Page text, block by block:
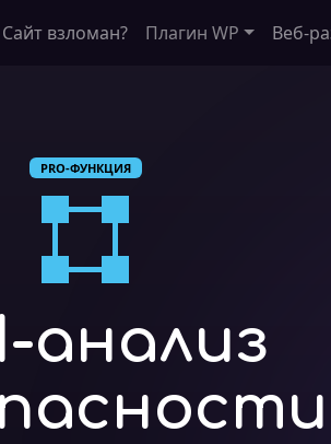
Сайт взломан? Плагин WP Веб-
PRO-ФУНКЦИЯ
анализ